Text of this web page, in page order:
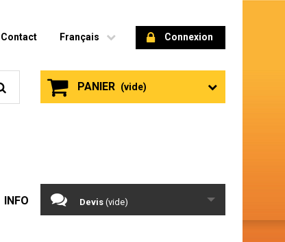
Connexion
Français
Contact
PANIER (vide)
INFO Devis (vide)